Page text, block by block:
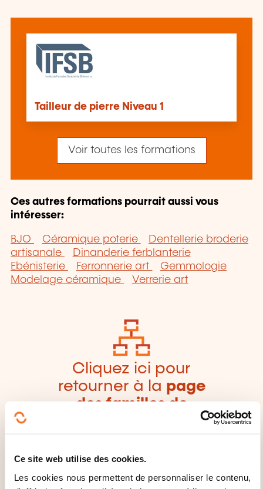
Ce site web utilise des cookies.
Les cookies nous permettent de personnaliser le contenu,
Tailleur de pierre Niveau 1
Voir toutes les formations
Ces autres formations pourrait aussi vous
intéresser:
BJO Céramique poterie
Dentellerie broderie
artisanale
Dinanderie ferblanterie
Ebénisterie
Ferronnerie art
Gemmologie
Modelage céramique
Verrerie art
Cliquez ici pour
retourner à la page
des familles de
formation